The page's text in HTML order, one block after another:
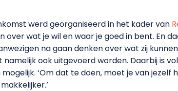
werd georganiseerd in het kader van
over wat je wil en waar je goed in bent. En
na gaan denken over wat zij
namelijk ook uitgevoerd worden. Daarbij is
‘Om dat te doen, moet je van